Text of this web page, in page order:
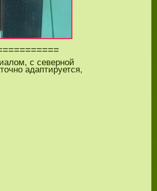
с северной
адаптируется,